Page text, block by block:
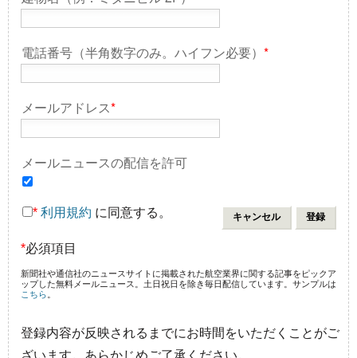
電話番号（半角数字のみ。ハイフン必要） *
メールアドレス*
メールニュースの配信を許可
* 利用規約 に同意する。
*必須項目
新聞社や通信社のニュースサイトに掲載された航空業界に関する記事をピックア
ップした無料メールニュース。土日祝日を除き毎日配信しています。サンプルは
こちら
登録内容が反映されるまでにお時間をいただくことがご
ざいます。あらかじめご了承ください。